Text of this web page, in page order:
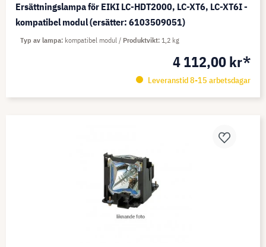
Ersättningslampa för EIKI LC-HDT2000, LC-XT6, LC-XT6I -
kompatibel modul (ersätter: 6103509051)
4 112,00 kr*
Leveranstid 8-15 arbetsdagar
Typ av lampa kompatibel modul Produktvikt 1,2 kg